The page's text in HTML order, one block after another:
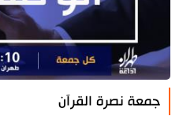
جمعة نصرة القرآن